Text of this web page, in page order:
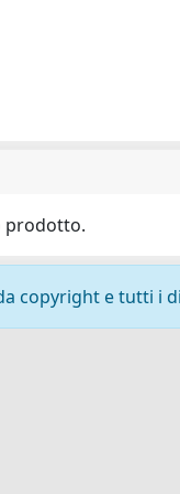
prodotto.
copyright e tutti i